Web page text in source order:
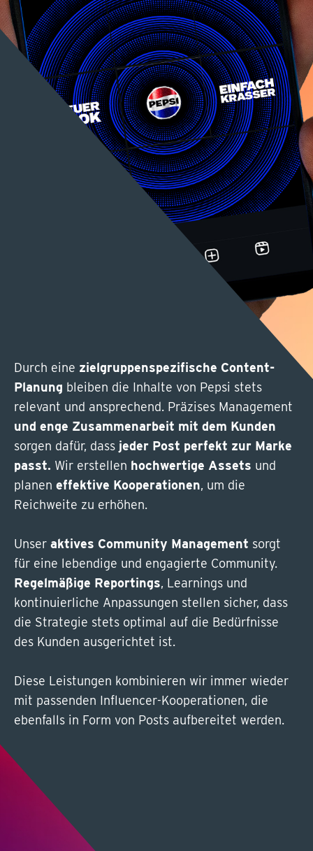
Durch eine zielgruppenspezifische Content-
Planung bleiben die Inhalte von Pepsi stets
relevant und ansprechend. Präzises Management
und enge Zusammenarbeit mit dem Kunden
sorgen dafür, dass jeder Post perfekt zur Marke
passt. Wir erstellen hochwertige Assets und
planen effektive Kooperationen, um die
Reichweite zu erhöhen.
Unser aktives Community Management sorgt
für eine lebendige und engagierte Community.
Regelmäßige Reportings, Learnings und
kontinuierliche Anpassungen stellen sicher, dass
die Strategie stets optimal auf die Bedürfnisse
des Kunden ausgerichtet ist.
Diese Leistungen kombinieren wir immer wieder
mit passenden Influencer-Kooperationen, die
ebenfalls in Form von Posts aufbereitet werden.